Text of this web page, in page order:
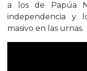
a los de Papúa
independencia y
masivo en las urnas.